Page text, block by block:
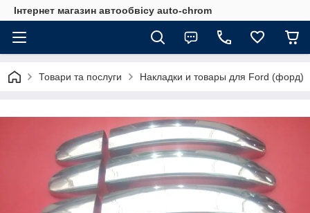
Інтернет магазин автообвісу auto-chrom
Товари та послуги Накладки и товары для Ford (форд)